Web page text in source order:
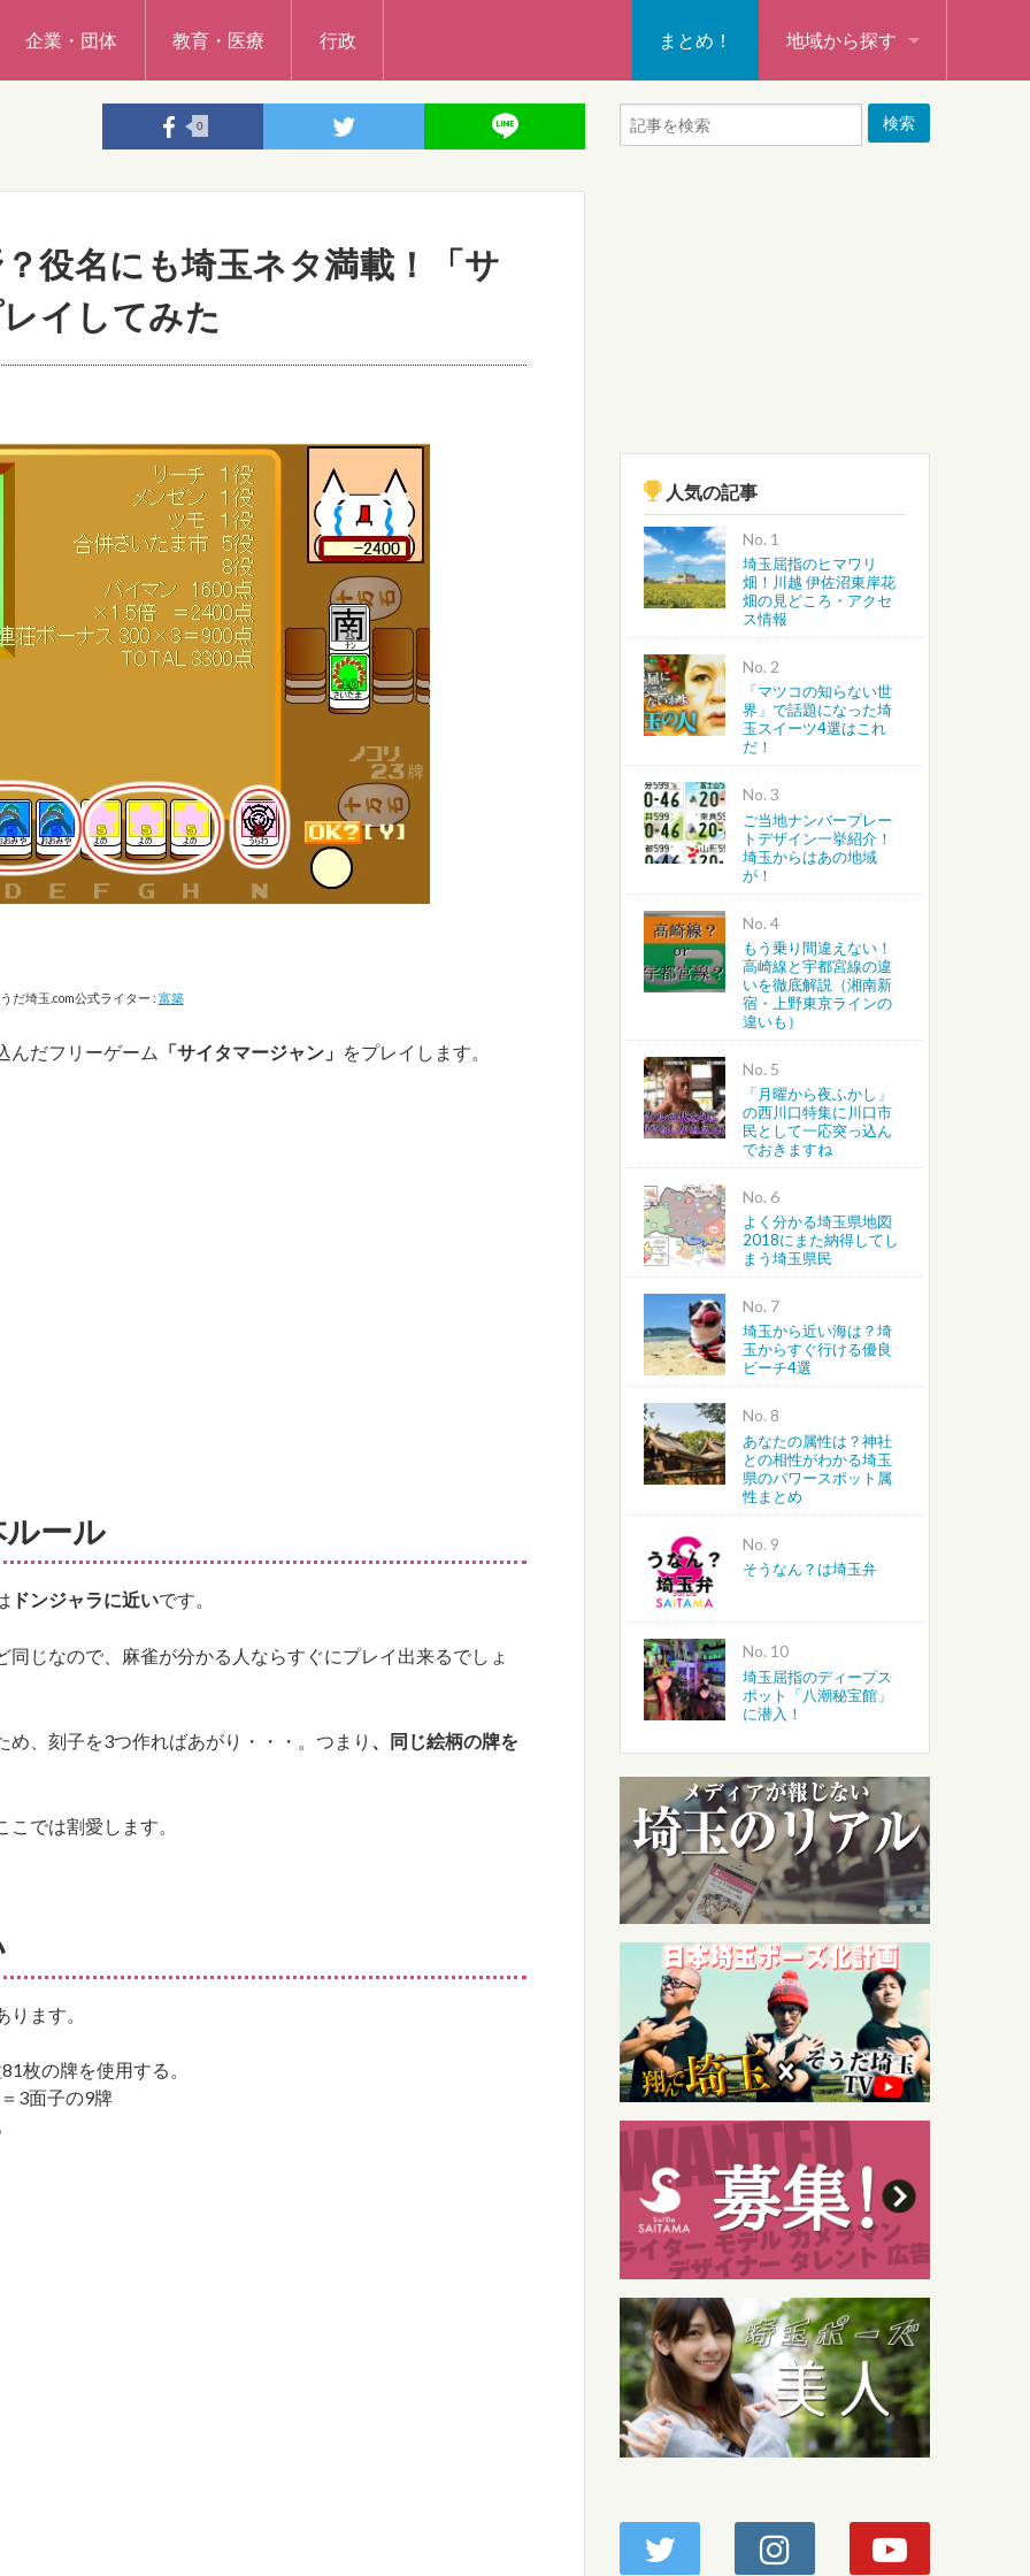
企業・団体 教育・医療 行政 まとめ！ 地域から探す
秩父・飯能・秩父郡
新座・朝霞・戸田・和光
蕨・草加・八潮・三郷
越谷・春日部・吉川・北葛飾
さいたま・川越・川口
上尾・桶川・北本・鴻巣・北
蓮田・白岡・久喜・幸手・
0
役名にも埼玉ネタ満載！「サ
イしてみた
だ埼玉.com公式ライター : 富築
んだフリーゲーム 「サイタマージャン」 をプレイします。
ール
ドンジャラに近いです。
じなので、麻雀が分かる人ならすぐにプレイ出来るでしょ
、刻子を3つ作ればあがり・・・。つまり 、同じ絵柄の牌を
では割愛します。
ます。
枚の牌を使用する。
3面子の9牌
人気の記事
No.
埼玉屈指のヒマワリ
畑！川越 伊佐沼東岸花
畑の見どころ・アクセ
ス情報
No.
「マツコの知らない世
界」で話題になった埼
玉スイーツ4選はこれ
だ！
No.
ご当地ナンバープレー
トデザイン一挙紹介！
埼玉からはあの地域
が！
No.
もう乗り間違えない！
高崎線と宇都宮線の違
いを徹底解説（湘南新
宿・上野東京ラインの
違いも）
No.
「月曜から夜ふかし」
の西川口特集に川口市
民として一応突っ込ん
でおきますね
No.
よく分かる埼玉県地図
2018にまた納得してし
まう埼玉県民
No.
埼玉から近い海は？埼
玉からすぐ行ける優良
ビーチ4選
No.
あなたの属性は？神社
との相性がわかる埼玉
県のパワースポット属
性まとめ
No.
そうなん？は埼玉弁
No.
埼玉屈指のディープス
ポット「八潮秘宝館」
に潜入！